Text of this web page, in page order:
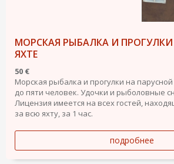
МОРСКАЯ РЫБАЛКА И
ЯХТЕ
50 €
Морская рыбалка и прогулки на
до пяти человек. Удочки и рыболовные
Лицензия имеется на всех гостей,
за всю яхту, за 1 час.
подробнее